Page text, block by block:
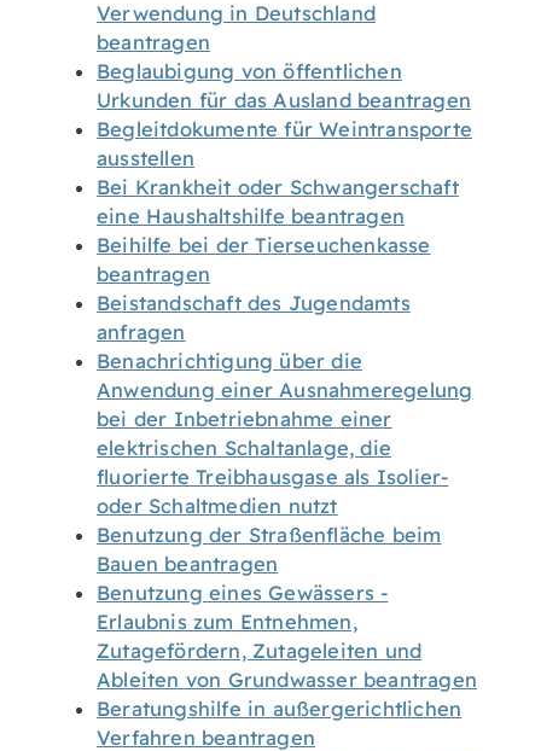
Verwendung in Deutschland
beantragen
Beglaubigung von öffentlichen
Urkunden für das Ausland beantragen
Begleitdokumente für Weintransporte
ausstellen
Bei Krankheit oder Schwangerschaft
eine Haushaltshilfe beantragen
Beihilfe bei der Tierseuchenkasse
beantragen
Beistandschaft des Jugendamts
anfragen
Benachrichtigung über die
Anwendung einer Ausnahmeregelung
bei der Inbetriebnahme einer
elektrischen Schaltanlage, die
fluorierte Treibhausgase als Isolier-
oder Schaltmedien nutzt
Benutzung der Straßenfläche beim
Bauen beantragen
Benutzung eines Gewässers -
Erlaubnis zum Entnehmen,
Zutagefördern, Zutageleiten und
Ableiten von Grundwasser beantragen
Beratungshilfe in außergerichtlichen
Verfahren beantragen